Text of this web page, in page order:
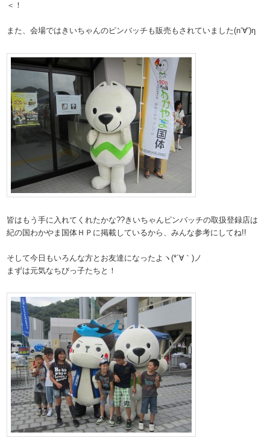
＜！
また、会場ではきいちゃんのピンバッチも販売もされていました(n‘∀‘)η
皆はもう手に入れてくれたかな??きいちゃんピンバッチの取扱登録店は
紀の国わかやま国体ＨＰに掲載しているから、みんな参考にしてね!!
そして今日もいろんな方とお友達になったよヽ(*´∀｀)ノ
まずは元気なちびっ子たちと！